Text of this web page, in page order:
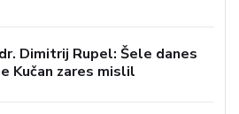
Dimitrij Rupel: Šele danes
Kučan zares mislil